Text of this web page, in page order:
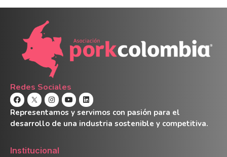
Redes Sociales
Representamos y servimos con pasión para el
desarrollo de una industria sostenible y competitiva.
Institucional